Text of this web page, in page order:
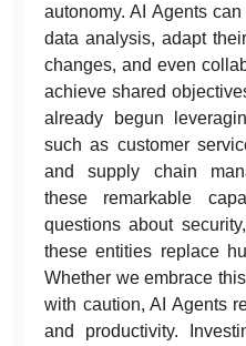
autonomy. AI Agents
data analysis, adapt
changes, and even
achieve shared
already begun
such as customer
and supply chain
these remarkable
questions about
these entities replace
Whether we embrace
with caution, AI Agents
and productivity.